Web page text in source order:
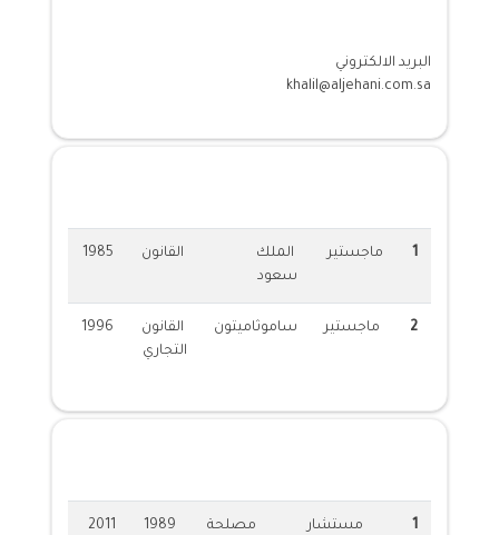
البريد الالكتروني
khalil@aljehani.com.sa
ماجستير
الملك
سعود
القانون 1985
ماجستير ساموثاميتون
القانون
التجاري
1996
مستشار
مصلحة
1989
2011